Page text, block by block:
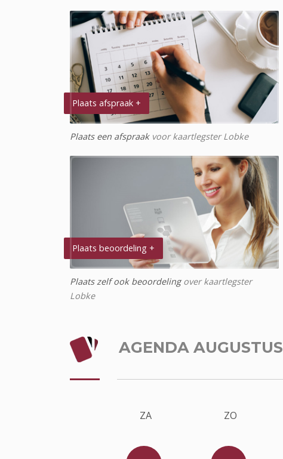
Plaats afspraak +
Plaats een afspraakvoor kaartlegster Lobke
Plaats beoordeling +
Plaats zelf ook beoordelingover kaartlegster
Lobke
AGENDA AUGUSTUS
ZA ZO